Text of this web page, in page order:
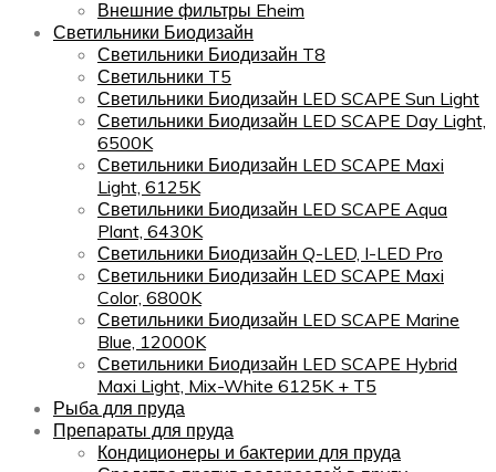
Внешние фильтры Eheim
Светильники Биодизайн
Светильники Биодизайн T8
Светильники T5
Светильники Биодизайн LED SCAPE Sun Light
Светильники Биодизайн LED SCAPE Day Light,
6500K
Светильники Биодизайн LED SCAPE Maxi
Light, 6125K
Светильники Биодизайн LED SCAPE Aqua
Plant, 6430K
Светильники Биодизайн Q-LED, I-LED Pro
Светильники Биодизайн LED SCAPE Maxi
Color, 6800K
Светильники Биодизайн LED SCAPE Marine
Blue, 12000K
Светильники Биодизайн LED SCAPE Hybrid
Maxi Light, Mix-White 6125K + T5
Рыба для пруда
Препараты для пруда
Кондиционеры и бактерии для пруда